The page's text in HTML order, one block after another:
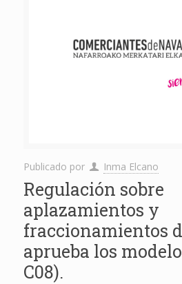
Publicado por Inma Elcano
Regulación sobre
aplazamientos y
fraccionamientos
aprueba los
C08).